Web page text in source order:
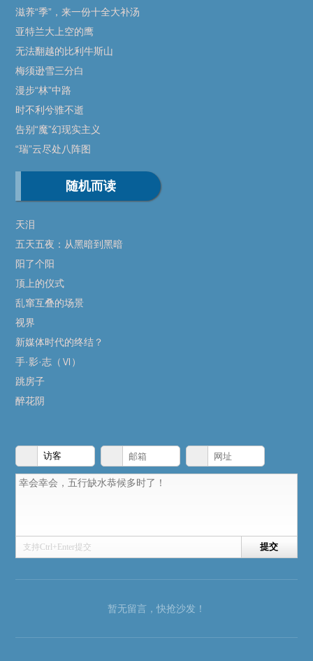
滋养“季”，来一份十全大补汤
亚特兰大上空的鹰
无法翻越的比利牛斯山
梅须逊雪三分白
漫步“林”中路
时不利兮骓不逝
告别“魔”幻现实主义
“瑞”云尽处八阵图
随机而读
天泪
五天五夜：从黑暗到黑暗
阳了个阳
顶上的仪式
乱窜互叠的场景
视界
新媒体时代的终结？
手·影·志（Ⅵ）
跳房子
醉花阴
支持Ctrl+Enter提交
暂无留言，快抢沙发！